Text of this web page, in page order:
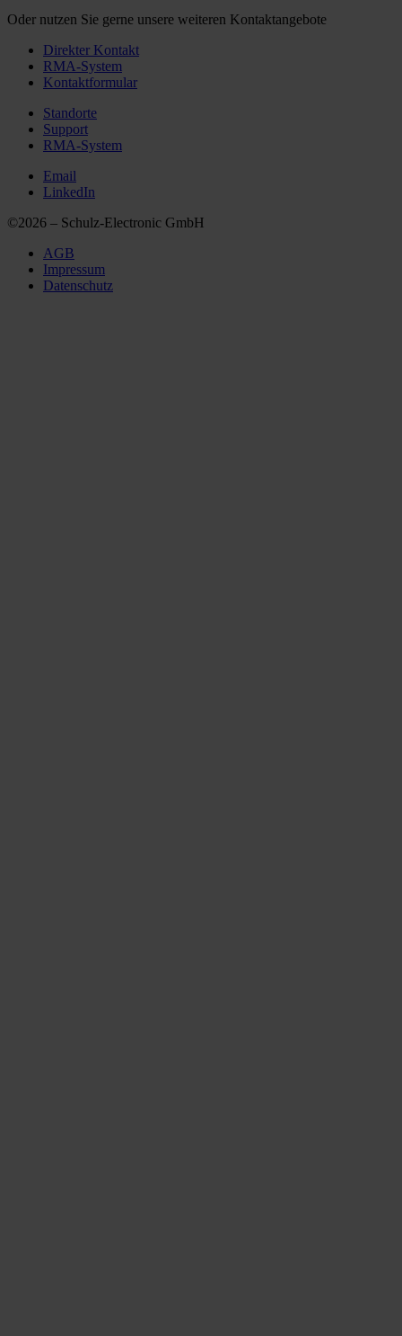
Oder nutzen Sie gerne unsere weiteren Kontaktangebote
Direkter Kontakt
RMA-System
Kontaktformular
Standorte
Support
RMA-System
Email
LinkedIn
©2026 – Schulz-Electronic GmbH
AGB
Impressum
Datenschutz